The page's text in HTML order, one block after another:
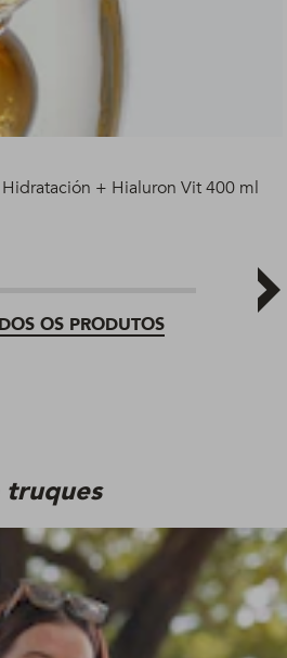
OS PRODUTOS
+ Hialuron Vit 400 ml
truques